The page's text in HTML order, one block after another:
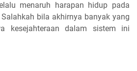
menaruh harapan hidup pada
bila akhirnya banyak yang
kesejahteraan dalam sistem ini